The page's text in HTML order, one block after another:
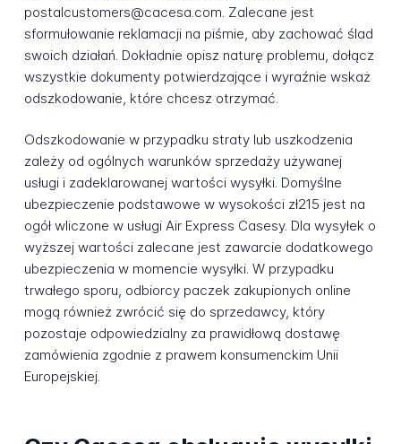
postalcustomers@cacesa.com. Zalecane jest
sformułowanie reklamacji na piśmie, aby zachować ślad
swoich działań. Dokładnie opisz naturę problemu, dołącz
wszystkie dokumenty potwierdzające i wyraźnie wskaż
odszkodowanie, które chcesz otrzymać.
Odszkodowanie w przypadku straty lub uszkodzenia
zależy od ogólnych warunków sprzedaży używanej
usługi i zadeklarowanej wartości wysyłki. Domyślne
ubezpieczenie podstawowe w wysokości zł215 jest na
ogół wliczone w usługi Air Express Casesy. Dla wysyłek o
wyższej wartości zalecane jest zawarcie dodatkowego
ubezpieczenia w momencie wysyłki. W przypadku
trwałego sporu, odbiorcy paczek zakupionych online
mogą również zwrócić się do sprzedawcy, który
pozostaje odpowiedzialny za prawidłową dostawę
zamówienia zgodnie z prawem konsumenckim Unii
Europejskiej.